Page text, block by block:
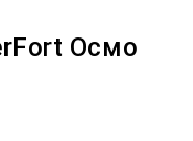
Осмо